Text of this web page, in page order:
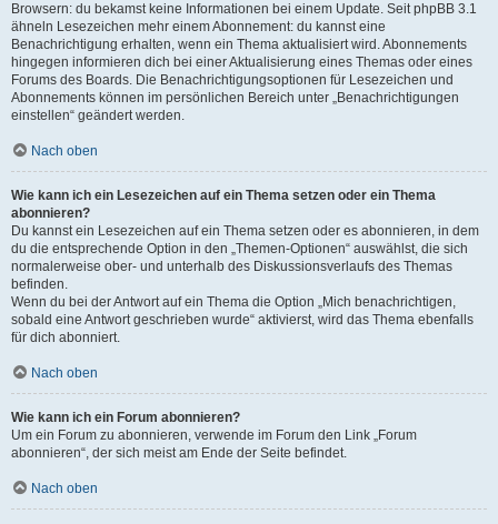
Browsern: du bekamst keine Informationen bei einem Update. Seit phpBB 3.1
ähneln Lesezeichen mehr einem Abonnement: du kannst eine
Benachrichtigung erhalten, wenn ein Thema aktualisiert wird. Abonnements
hingegen informieren dich bei einer Aktualisierung eines Themas oder eines
Forums des Boards. Die Benachrichtigungsoptionen für Lesezeichen und
Abonnements können im persönlichen Bereich unter „Benachrichtigungen
einstellen“ geändert werden.
Nach oben
Wie kann ich ein Lesezeichen auf ein Thema setzen oder ein Thema
abonnieren?
Du kannst ein Lesezeichen auf ein Thema setzen oder es abonnieren, in dem
du die entsprechende Option in den „Themen-Optionen“ auswählst, die sich
normalerweise ober- und unterhalb des Diskussionsverlaufs des Themas
befinden.
Wenn du bei der Antwort auf ein Thema die Option „Mich benachrichtigen,
sobald eine Antwort geschrieben wurde“ aktivierst, wird das Thema ebenfalls
für dich abonniert.
Nach oben
Wie kann ich ein Forum abonnieren?
Um ein Forum zu abonnieren, verwende im Forum den Link „Forum
abonnieren“, der sich meist am Ende der Seite befindet.
Nach oben